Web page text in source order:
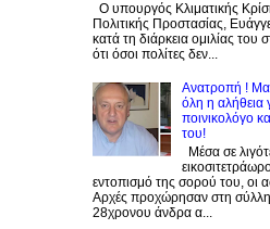
Ο υπουργός Κλιματικής
Πολιτικής Προστασίας,
κατά τη διάρκεια ομιλίας του
ότι όσοι πολίτες δεν...
Ανατροπή !
όλη η αλήθεια
ποινικολόγο
του!
Μέσα σε
εντοπισμό της σορού του, οι
Αρχές προχώρησαν στη
28χρονου άνδρα α...